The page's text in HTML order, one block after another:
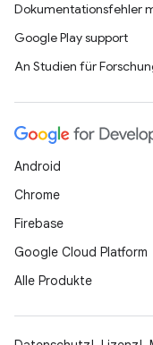
Dokumentationsfehler
Google Play support
An Studien für
Android
Chrome
Firebase
Google Cloud Platform
Alle Produkte